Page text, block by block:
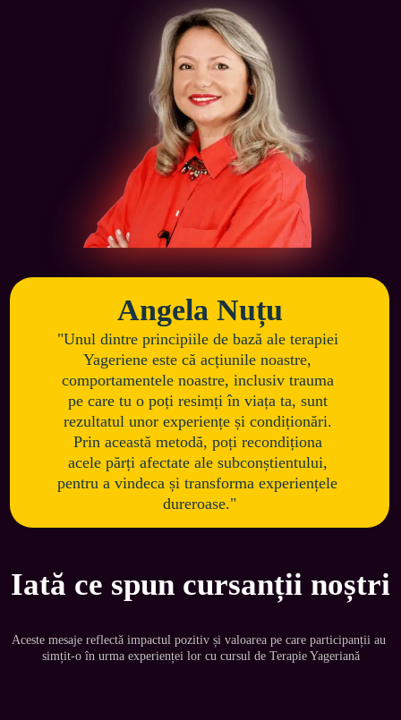
Angela Nuțu
"Unul dintre principiile de bază ale terapiei
Yageriene este că acțiunile noastre,
comportamentele noastre, inclusiv trauma
pe care tu o poți resimți în viața ta, sunt
rezultatul unor experiențe și condiționări.
Prin această metodă, poți recondiționa
acele părți afectate ale subconștientului,
pentru a vindeca și transforma experiențele
dureroase."
Iată ce spun cursanții noștri
Aceste mesaje reflectă impactul pozitiv și valoarea pe care participanții au
simțit-o în urma experienței lor cu cursul de Terapie Yageriană